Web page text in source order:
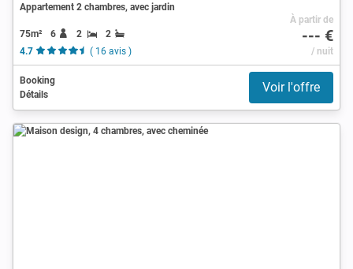
Appartement 2 chambres, avec jardin
75m² 6 2
2
4.7
( 16 avis )
À partir de
--- €
/ nuit
Booking
Détails
Voir l'offre